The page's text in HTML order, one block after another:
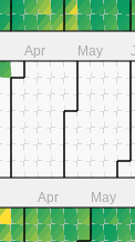
Apr May
Apr May